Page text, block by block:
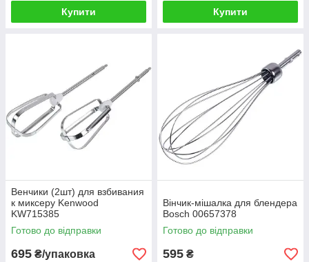
Купити Купити
Венчики (2шт) для взбивания
к миксеру Kenwood
KW715385
Готово до відправки
695 ₴/упаковка
Вінчик-мішалка для блендера
Bosch 00657378
Готово до відправки
595 ₴